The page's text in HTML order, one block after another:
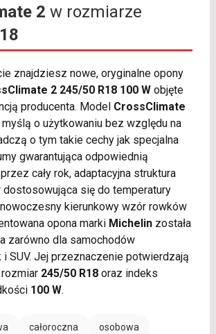
2 w rozmiarze
znajdziesz nowe, oryginalne opony
2 245/50 R18 100 Wobjęte
producenta. Model CrossClimate
o użytkowaniu bez względu na
o tym takie cechy jak specjalna
gwarantująca odpowiednią
cały rok, adaptacyjna struktura
się do temperatury
kierunkowy wzór rowków
opona marki Michelinzostała
zarówno dla samochodów
SUV. Jej przeznaczenie potwierdzają
245/50 R18oraz indeks
100 W.
całoroczna osobowa